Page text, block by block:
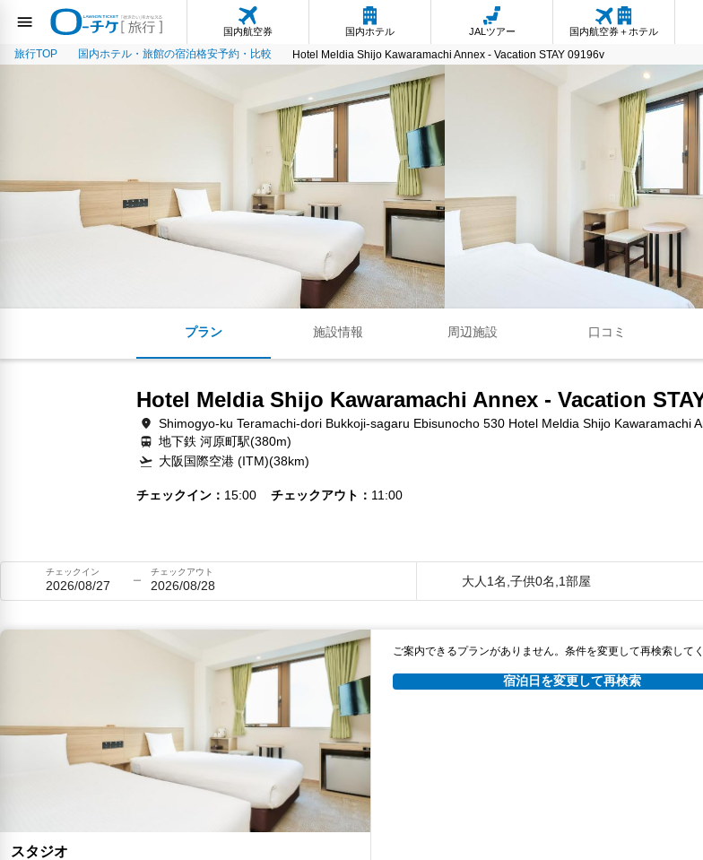
国内航空券 国内ホテル JALツアー 国内航空券＋ホテル
旅行TOP 国内ホテル・旅館の宿泊格安予約・比較 Hotel Meldia Shijo Kawaramachi Annex - Vacation STAY 09196v
プラン 施設情報 周辺施設 口コミ
Hotel Meldia Shijo Kawaramachi Annex - Vacation
Shimogyo-ku Teramachi-dori Bukkoji-sagaru Ebisunocho 530 Hotel Meldia Shijo Kawaramachi
地下鉄 河原町駅(380m)
大阪国際空港 (ITM)(38km)
チェックイン 15:00 チェックアウト 11:00
チェックイン
2026/08/27
チェックアウト
2026/08/28 大人1名,子供0名,1部屋
スタジオ
ご案内できるプランがありません。条件を変更して再検索してく
宿泊日を変更して再検索